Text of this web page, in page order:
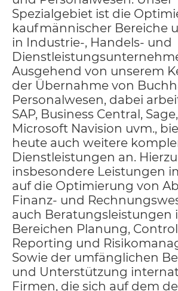
Spezialgebiet ist die
kaufmännischer Bereiche
in Industrie-, Handels- und
Ausgehend von unserem
der Übernahme von
Personalwesen, dabei
SAP, Business Central,
Microsoft Navision uvm.,
heute auch weitere
Dienstleistungen an.
insbesondere Leistungen
auf die Optimierung von
Finanz- und
auch Beratungsleistungen
Bereichen Planung,
Reporting und
Sowie der umfänglichen
und Unterstützung
Firmen, die sich auf dem